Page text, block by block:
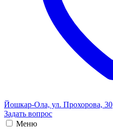
Йошкар-Ола, ул. Прохорова, 30
Задать вопрос
Меню